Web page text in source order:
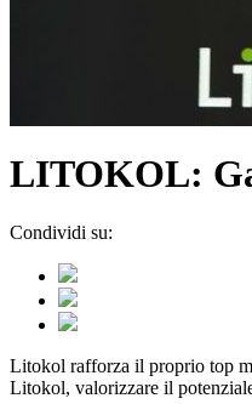
LITOKOL:
Condividi su:
Litokol rafforza il proprio top
Litokol, valorizzare il